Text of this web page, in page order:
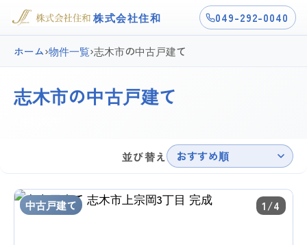
株式会社住和 049-292-0040
ホーム›物件一覧›志木市の中古戸建て
志木市の中古戸建て
並び替え おすすめ順
中古戸建て 1/4